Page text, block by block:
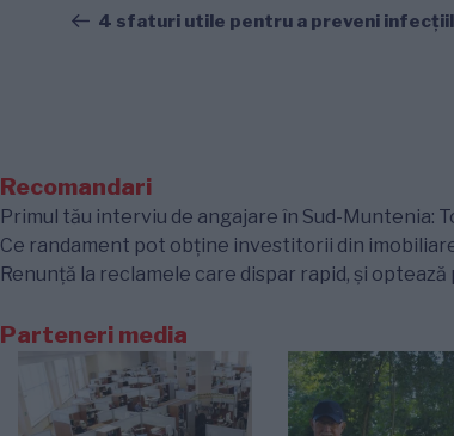
în
anterior
4 sfaturi utile pentru a preveni
Recomandari
Primul tău interviu de angajare în Sud-Muntenia:
Ce randament pot obține investitorii din
Renunță la reclamele care dispar rapid, și
Parteneri media